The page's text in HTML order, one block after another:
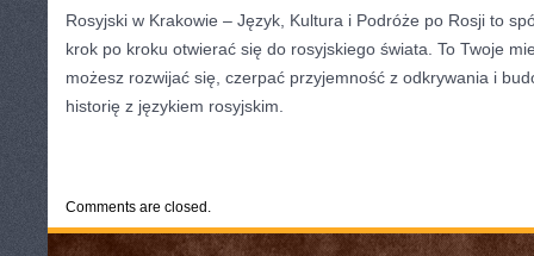
Rosyjski w Krakowie – Język, Kultura i Podróże po Rosji to
krok po kroku otwierać się do rosyjskiego świata. To Twoje
możesz rozwijać się, czerpać przyjemność z odkrywania i
historię z językiem rosyjskim.
Comments are closed.